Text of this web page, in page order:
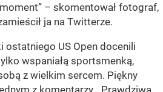
– skomentował fotograf,
ja na Twitterze.
US Open docenili
wspaniałą sportsmenką,
z wielkim sercem. Piękny